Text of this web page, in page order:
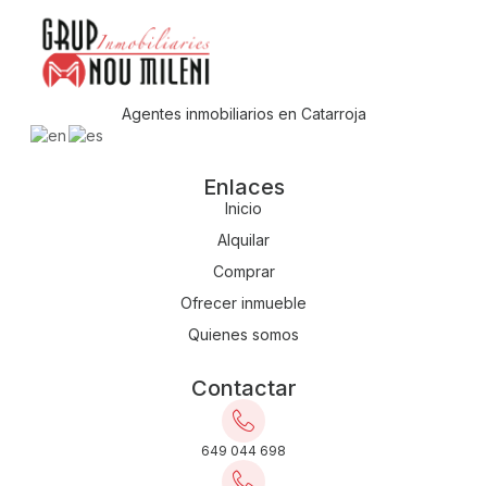
Agentes inmobiliarios en Catarroja
Enlaces
Inicio
Alquilar
Comprar
Ofrecer inmueble
Quienes somos
Contactar
649 044 698